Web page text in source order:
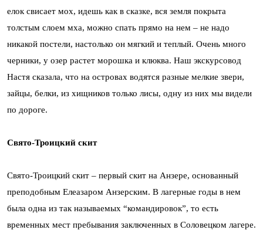
елок свисает мох, идешь как в сказке, вся земля покрыта
толстым слоем мха, можно спать прямо на нем – не надо
никакой постели, настолько он мягкий и теплый. Очень много
черники, у озер растет морошка и клюква. Наш экскурсовод
Настя сказала, что на островах водятся разные мелкие звери,
зайцы, белки, из хищников только лисы, одну из них мы видели
по дороге.
Свято-Троицкий скит
Свято-Троицкий скит – первый скит на Анзере, основанный
преподобным Елеазаром Анзерским. В лагерные годы в нем
была одна из так называемых “командировок”, то есть
временных мест пребывания заключенных в Соловецком лагере.